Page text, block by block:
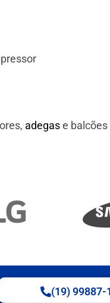
adegase
(19) 99887-